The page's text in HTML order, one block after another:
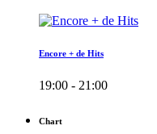
Encore + de Hits
19:00 - 21:00
Chart